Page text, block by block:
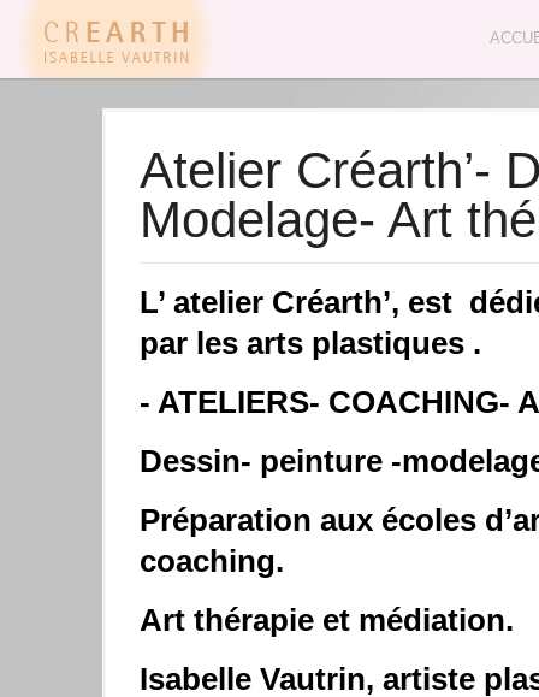
Atelier Créarth’-
Modelage- Art
L’ atelier Créarth’, est
par les arts plastiques .
- ATELIERS- COACHING-
Dessin- peinture -
Préparation aux écoles
coaching.
Art thérapie et médiation.
Isabelle Vautrin, artiste